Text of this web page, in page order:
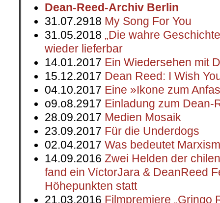
Dean-Reed-Archiv Berlin
31.07.2918 My Song For You
31.05.2018 „Die wahre
wieder lieferbar
14.01.2017 Ein Wiedersehen mit
15.12.2017 Dean Reed: I Wish
04.10.2017 Eine »Ikone zum
o9.o8.2917 Einladung zum Dean-
28.09.2017 Medien Mosaik
23.09.2017 Für die Underdogs
02.04.2017 Was bedeutet
14.09.2016 Zwei Helden der
fand ein VíctorJara & DeanReed
Höhepunkten statt
21.03.2016 Filmpremiere „Gringo